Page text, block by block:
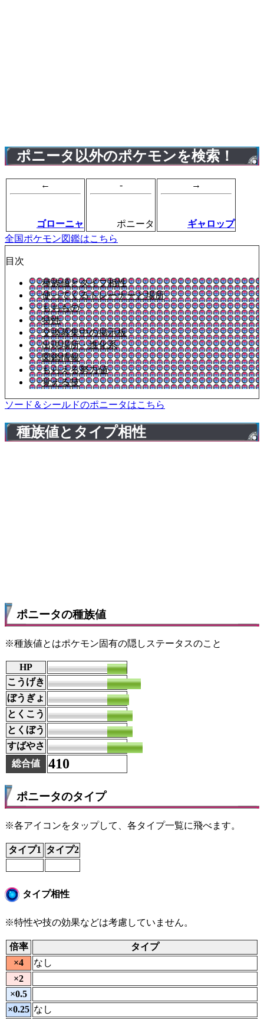
ポニータ以外のポケモンを検索！
←
ゴローニャ
-
ポニータ
→
ギャロップ
全国ポケモン図鑑はこちら
目次
種族値とタイプ相性
使ってくるトレーナーと場所
もちもの
特性
交換募集中の掲示板
出現場所・進化系
図鑑情報
もらえる努力値
覚える技
ソード＆シールドのポニータはこちら
種族値とタイプ相性
ポニータの種族値
※種族値とはポケモン固有の隠しステータスのこと
HP
50
こうげき
85
ぼうぎょ
55
とくこう
65
とくぼう
65
すばやさ
90
総合値
410
ポニータのタイプ
※各アイコンをタップして、各タイプ一覧に飛べます。
タイプ1 タイプ2
タイプ相性
※特性や技の効果などは考慮していません。
倍率
タイプ
×4
なし
×2
×0.5
×0.25 なし